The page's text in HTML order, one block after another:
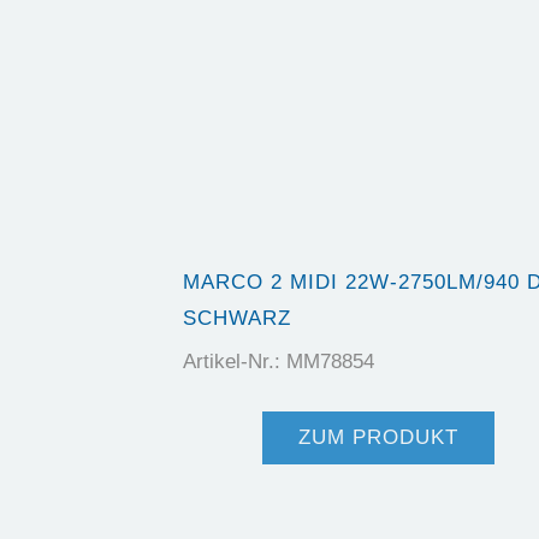
MARCO 2 MIDI 22W-2750LM/940
SCHWARZ
Artikel-Nr.: MM78854
ZUM PRODUKT